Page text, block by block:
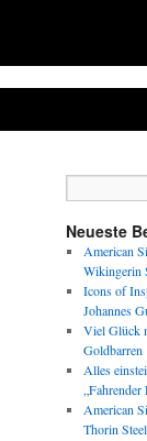
Neueste
American
Wikingerin
Icons of
Johannes
Viel Glück
Goldbarren
Alles
„Fahrender
American
Thorin